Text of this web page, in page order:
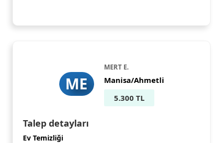
ME
MERT E.
Manisa/Ahmetli
5.300 TL
Talep detayları
Ev Temizliği